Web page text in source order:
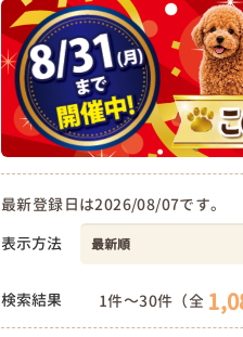
最新登録日は2026/08/07です。
表示方法
検索結果 1件～30件（全